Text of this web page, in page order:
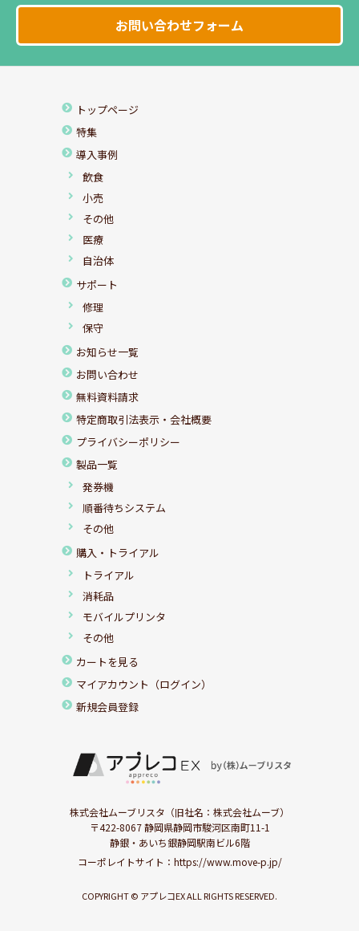
お問い合わせフォーム
トップページ
特集
導入事例
飲食
小売
その他
医療
自治体
サポート
修理
保守
お知らせ一覧
お問い合わせ
無料資料請求
特定商取引法表示・会社概要
プライバシーポリシー
製品一覧
発券機
順番待ちシステム
その他
購入・トライアル
トライアル
消耗品
モバイルプリンタ
その他
カートを見る
マイアカウント（ログイン）
新規会員登録
株式会社ムーブリスタ（旧社名：株式会社ムーブ）
〒422-8067 静岡県静岡市駿河区南町11-1
静銀・あいち銀静岡駅南ビル6階
コーポレイトサイト： https://www.move-p.jp/
COPYRIGHT © アプレコEX ALL RIGHTS RESERVED.